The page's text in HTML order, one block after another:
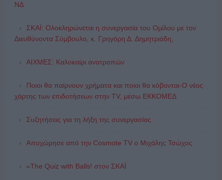
ΝΔ
ΣΚΑΪ: Ολοκληρώνεται η συνεργασία του Ομίλου με τον
Διευθύνοντα Σύμβουλο, κ. Γρηγόρη Δ. Δημητριάδη,
ΑΙΧΜΕΣ: Καλοκαίρι ανατροπών
Ποιοι θα παίρνουν χρήματα και ποιοι θα κόβονται-Ο νέος
χάρτης των επιδοτήσεων στην TV, μέσω ΕΚΚΟΜΕΔ
Συζητήσεις για τη λήξη της συνεργασίας
Αποχώρησε από την Cosmote TV o Μιχάλης Τσώχος
«The Quiz with Balls! στον ΣΚΑΪ